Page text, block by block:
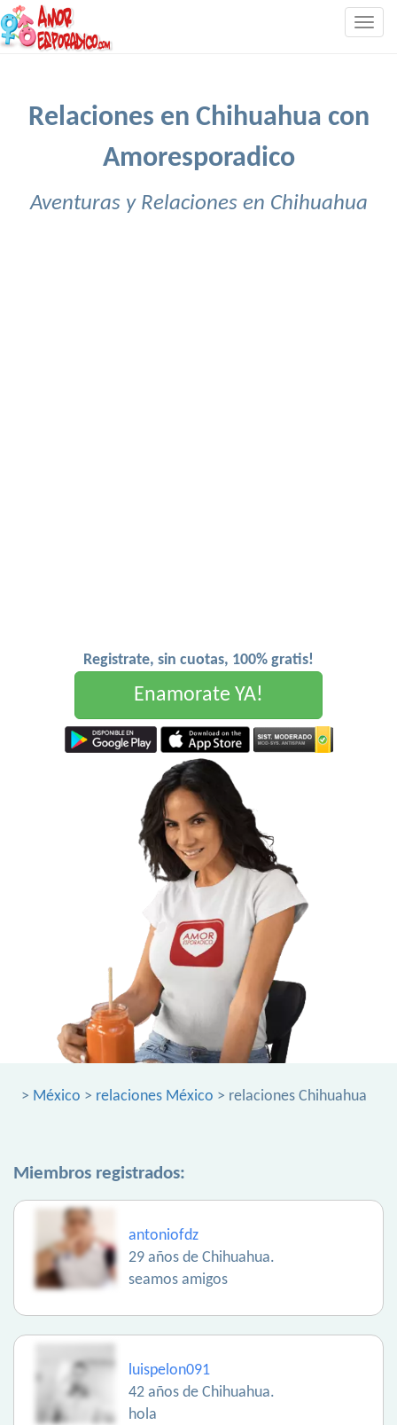
Relaciones en Chihuahua con
Amoresporadico
Aventuras y Relaciones en Chihuahua
Registrate, sin cuotas, 100% gratis!
Enamorate YA!
> México > relaciones México > relaciones Chihuahua
Miembros registrados:
antoniofdz
29 años de Chihuahua.
seamos amigos
luispelon091
42 años de Chihuahua.
hola